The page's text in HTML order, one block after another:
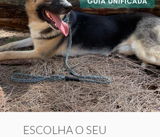
ESCOLHA O SEU